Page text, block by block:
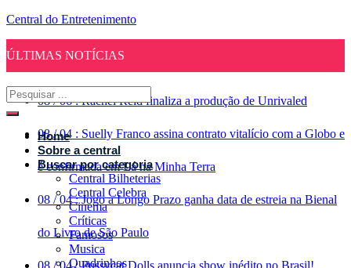
Central do Entretenimento
ÚLTIMAS NOTÍCIAS
08 / 06 : Rachel Reid finaliza a produção de Unrivaled
08 / 04 : Suelly Franco assina contrato vitalício com a Globo e
é confirmada em Lá na Minha Terra
08 / 04 : Jogo a Longo Prazo ganha data de estreia na Bienal
do Livro de São Paulo
08 / 04 : Pussycat Dolls anuncia show inédito no Brasil!
Home
Sobre a central
Buscar por categoria
Central Bilheterias
Central Celebra
Cinema
Críticas
Famosos
Musica
Quadrinhos